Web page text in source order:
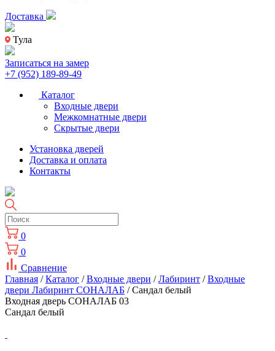
Доставка
Тула
Записаться на замер
+7 (952) 189-89-49
Каталог
Входные двери
Межкомнатные двери
Скрытые двери
Установка дверей
Доставка и оплата
Контакты
0
0
Сравнение
Главная /Каталог /Входные двери /Лабиринт /Входные
двери Лабиринт СОНАЛАБ / Сандал белый
Входная дверь СОНАЛАБ 03
Сандал белый